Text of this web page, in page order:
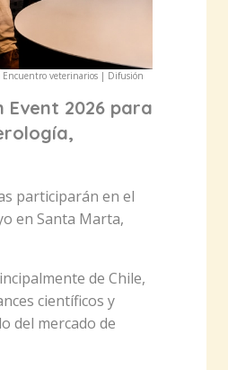
Encuentro veterinarios | Difusión
2026 para
participarán en el
en Santa Marta,
de Chile,
científicos y
del mercado de